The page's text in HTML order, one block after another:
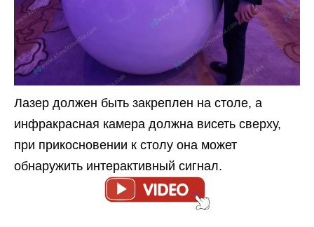
Лазер должен быть закреплен на столе, а
инфракрасная камера должна висеть сверху,
при прикосновении к столу она может
обнаружить интерактивный сигнал.